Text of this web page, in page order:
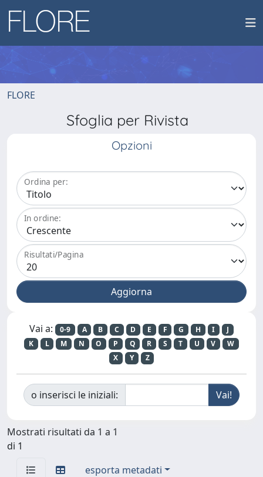
FLORE
Sfoglia per Rivista
Opzioni
Ordina per:
In ordine:
Risultati/Pagina
Vai a: 0-9 A B C D E F G H I
J
K
L M N O P Q R S T U V
W
X
Y Z
o inserisci le iniziali:
Mostrati risultati da 1 a 1
di 1
esporta metadati